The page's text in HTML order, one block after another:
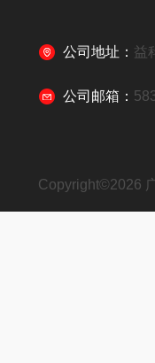
公司地址： 益
公司邮箱：
Copyright©2026